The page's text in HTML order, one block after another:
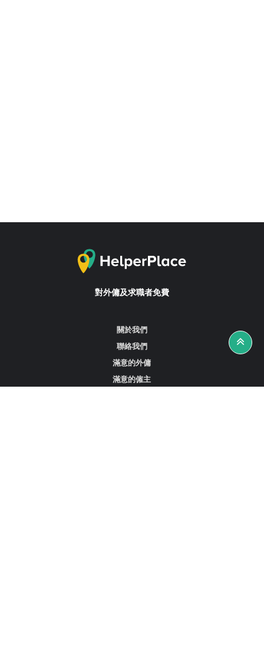
對外傭及求職者免費
關於我們
聯絡我們
滿意的外傭
滿意的僱主